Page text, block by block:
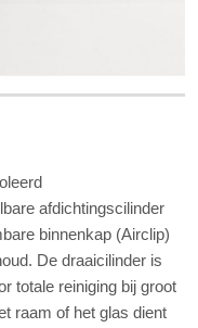
afdichtingscilinder
binnenkap (Airclip)
De draaicilinder is
totale reiniging bij groot
raam of het glas dient